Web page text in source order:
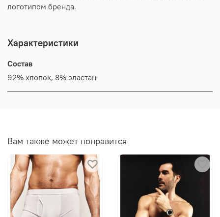
логотипом бренда.
Характеристики
Состав
92% хлопок, 8% эластан
Вам также может понравится